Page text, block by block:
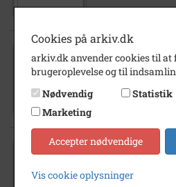
1950- 1960
Poul Gunnar
i København
Poul Gunnar
Cookies på arkiv.dk
arkiv.dk anvender cookies til at
brugeroplevelse og til
Nødvendig
Statistik
Marketing
Accepter nødvendige
Vis cookie oplysninger